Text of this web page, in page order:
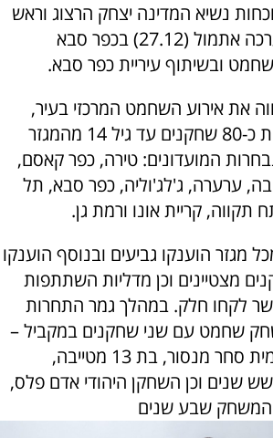
נשיא המדינה יצחק הרצוג וראש
העיר רפי סער, נערכה אתמול (27.12) בכפר סבא
ובשיתוף עיריית כפר סבא.
את אירוע השחמט המרכזי בעיר,
נערכה בהשתתפות כ-80 שחקנים עד גיל 14 מהמגזר
המועדונים: טירה, כפר קאסם,
ערערה, ג'לג'וליה, כפר סבא, תל
תקווה, קריית אונו ורמת גן.
מגזר הוענקו גביעים ובנוסף הוענקו
מצטיינים וכן מדליות השתתפות
לקחו חלק. במהלך גמר התחרות
שחמט עם שני שחקנים במקביל –
השחקנית המוסלמית סחר מנסור, בת 13 מטייבה,
וכן השחקן היהודי אדם פלס,